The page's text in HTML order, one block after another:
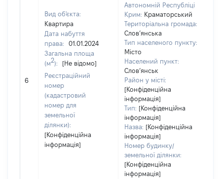
6
Вид об'єкта:
Квартира
Дата набуття
права:
01.01.2024
Загальна площа
(м2):
[Не відомо]
Реєстраційний
номер
(кадастровий
номер для
земельної
ділянки):
[Конфіденційна
інформація]
Автономній Республіці
Крим: Краматорський
Територіальна громада:
Слов’янська
Тип населеного пункту:
Місто
Населений пункт:
Слов’янськ
Район у місті:
[Конфіденційна
інформація]
Тип: [Конфіденційна
інформація]
Назва: [Конфіденційна
інформація]
Номер будинку/
земельної ділянки:
[Конфіденційна
інформація]